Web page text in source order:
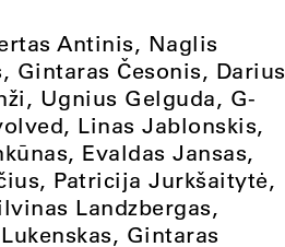
Antinis, Naglis
Gintaras Česonis, Darius
Ugnius Gelguda, G-
Linas Jablonskis,
Evaldas Jansas,
Patricija Jurkšaitytė,
Landzbergas,
Gintaras